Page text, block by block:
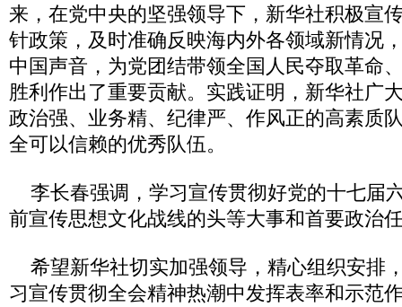
来，在党中央的坚强领导下，新华社积极宣
针政策，及时准确反映海内外各领域新情况
中国声音，为党团结带领全国人民夺取革命
胜利作出了重要贡献。实践证明，新华社广
政治强、业务精、纪律严、作风正的高素质
全可以信赖的优秀队伍。
李长春强调，学习宣传贯彻好党的十七届
前宣传思想文化战线的头等大事和首要政治
希望新华社切实加强领导，精心组织安排
习宣传贯彻全会精神热潮中发挥表率和示范